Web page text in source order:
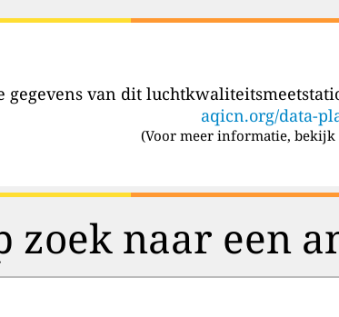
gegevens van dit
aqicn.org/data-
(Voor meer informatie, bekijk
zoek naar een